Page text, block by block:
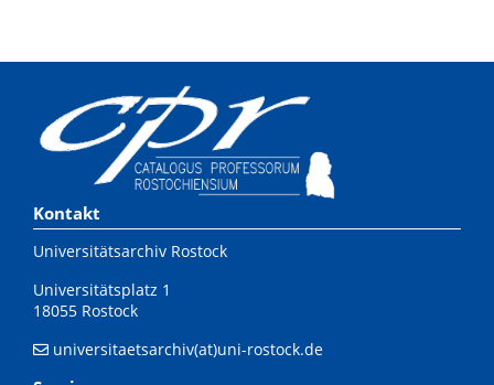
Kontakt
Universitätsarchiv Rostock
Universitätsplatz 1
18055 Rostock
universitaetsarchiv(at)uni-rostock.de